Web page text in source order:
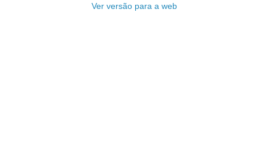
Ver versão para a web